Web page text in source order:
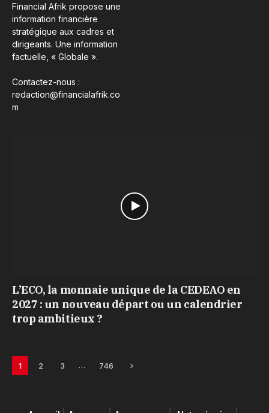
Financial Afrik propose une
information financière
stratégique aux cadres et
dirigeants. Une information
factuelle, « Globale ».
Contactez-nous :
redaction@financialafrik.co
m
L’ECO, la monnaie unique de la CEDEAO en
2027 : un nouveau départ ou un calendrier
trop ambitieux ?
1 2 3 … 746 Next